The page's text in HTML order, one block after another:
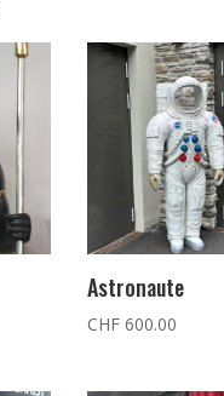
Astronaute
CHF600.00